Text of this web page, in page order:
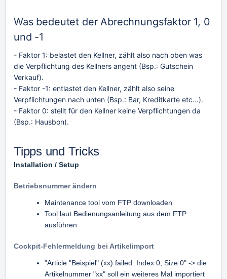
Was bedeutet der Abrechnungsfaktor 1, 0
und -1
- Faktor 1: belastet den Kellner, zählt also nach oben was
die Verpflichtung des Kellners angeht (Bsp.: Gutschein
Verkauf).
- Faktor -1: entlastet den Kellner, zählt also seine
Verpflichtungen nach unten (Bsp.: Bar, Kreditkarte etc...).
- Faktor 0: stellt für den Kellner keine Verpflichtungen da
(Bsp.: Hausbon).
Tipps und Tricks
Z
m
d
Z
m
n
Installation / Setup
Betriebsnummer ändern
Maintenance tool vom FTP downloaden
Tool laut Bedienungsanleitung aus dem FTP
ausführen
Cockpit-Fehlermeldung bei Artikelimport
"Article "Beispiel" (xx) failed: Index 0, Size 0" -> die
Artikelnummer "xx" soll ein weiteres Mal importiert